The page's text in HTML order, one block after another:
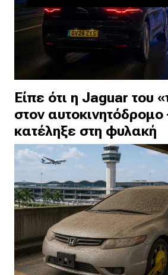
Είπε ότι η Jaguar του
στον αυτοκινητόδρομο
κατέληξε στη φυλακή